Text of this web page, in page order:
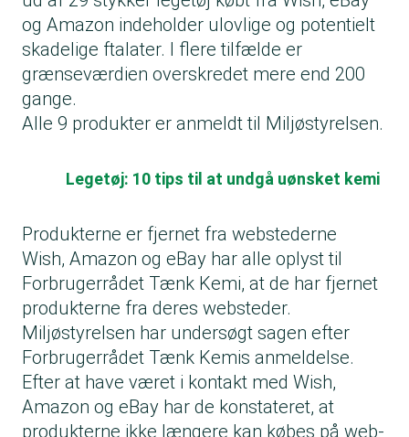
og Amazon indeholder ulovlige og potentielt
skadelige ftalater. I flere tilfælde er
grænseværdien overskredet mere end 200
gange.
Alle 9 produkter er anmeldt til Miljøstyrelsen.
Legetøj: 10 tips til at undgå uønsket kemi
Produkterne er fjernet fra webstederne
Wish, Amazon og eBay har alle oplyst til
Forbrugerrådet Tænk Kemi, at de har fjernet
produkterne fra deres websteder.
Miljøstyrelsen har undersøgt sagen efter
Forbrugerrådet Tænk Kemis anmeldelse.
Efter at have været i kontakt med Wish,
Amazon og eBay har de konstateret, at
produkterne ikke længere kan købes på web-